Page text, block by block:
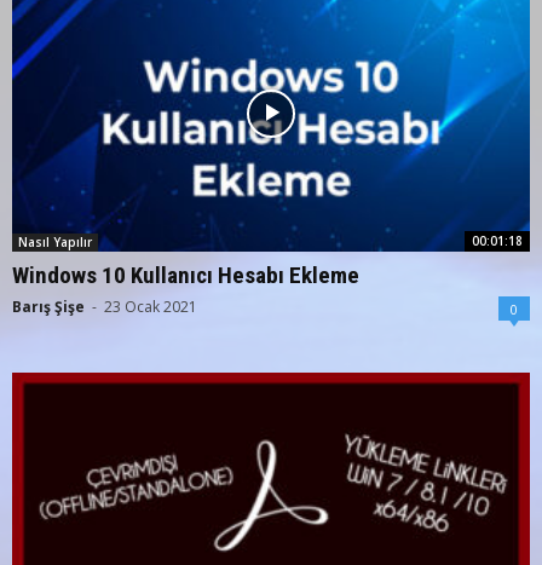
00:01:18
Nasıl Yapılır
Windows 10 Kullanıcı Hesabı Ekleme
Barış Şişe - 23 Ocak 2021 0